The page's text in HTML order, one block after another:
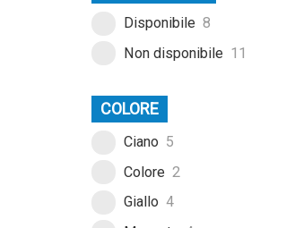
Disponibile 8
Non disponibile 11
COLORE
Ciano 5
Colore 2
Giallo 4